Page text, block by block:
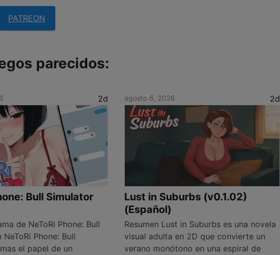
PATREON
parecidos:
2d
Bull Simulator
de NeToRi Phone: Bull
NeToRi Phone: Bull
el papel de un
agosto 6, 2026 2d
Lust in Suburbs (v0.1.02)
(Español)
Resumen Lust in Suburbs es una novela
visual adulta en 2D que convierte un
verano monótono en una espiral de